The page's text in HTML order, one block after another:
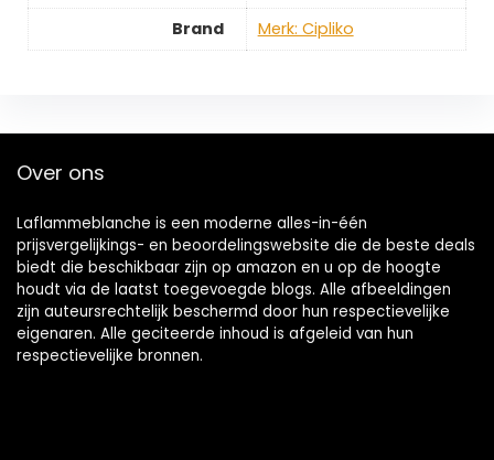
Brand Merk: Cipliko
Over ons
Laflammeblanche is een moderne alles-in-één
prijsvergelijkings- en beoordelingswebsite die de beste deals
biedt die beschikbaar zijn op amazon en u op de hoogte
houdt via de laatst toegevoegde blogs. Alle afbeeldingen
zijn auteursrechtelijk beschermd door hun respectievelijke
eigenaren. Alle geciteerde inhoud is afgeleid van hun
respectievelijke bronnen.